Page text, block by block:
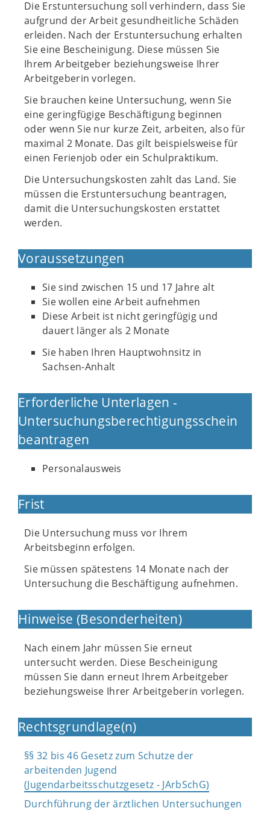
Die Erstuntersuchung soll verhindern, dass Sie
aufgrund der Arbeit gesundheitliche Schäden
erleiden. Nach der Erstuntersuchung erhalten
Sie eine Bescheinigung. Diese müssen Sie
Ihrem Arbeitgeber beziehungsweise Ihrer
Arbeitgeberin vorlegen.
Sie brauchen keine Untersuchung, wenn Sie
eine geringfügige Beschäftigung beginnen
oder wenn Sie nur kurze Zeit, arbeiten, also für
maximal 2 Monate. Das gilt beispielsweise für
einen Ferienjob oder ein Schulpraktikum.
Die Untersuchungskosten zahlt das Land. Sie
müssen die Erstuntersuchung beantragen,
damit die Untersuchungskosten erstattet
werden.
Voraussetzungen
Sie sind zwischen 15 und 17 Jahre alt
Sie wollen eine Arbeit aufnehmen
Diese Arbeit ist nicht geringfügig und
dauert länger als 2 Monate
Sie haben Ihren Hauptwohnsitz in
Sachsen-Anhalt
Erforderliche Unterlagen -
Untersuchungsberechtigungsschein
beantragen
Personalausweis
Frist
Die Untersuchung muss vor Ihrem
Arbeitsbeginn erfolgen.
Sie müssen spätestens 14 Monate nach der
Untersuchung die Beschäftigung aufnehmen.
Hinweise (Besonderheiten)
Nach einem Jahr müssen Sie erneut
untersucht werden. Diese Bescheinigung
müssen Sie dann erneut Ihrem Arbeitgeber
beziehungsweise Ihrer Arbeitgeberin vorlegen.
Rechtsgrundlage(n)
§§ 32 bis 46 Gesetz zum Schutze der
arbeitenden Jugend
(Jugendarbeitsschutzgesetz - JArbSchG)
Durchführung der ärztlichen Untersuchungen